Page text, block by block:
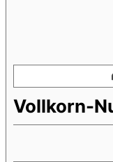
Vollkorn-